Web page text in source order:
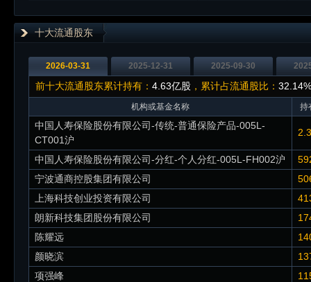
十大流通股东
2026-03-31 2025-12-31 2025-09-30
前十大流通股东累计持有： 4.63亿股 ，累计占流通股比： 32.14%
机构或基金名称 持
中国人寿保险股份有限公司-传统-普通保险产品-005L-
CT001沪
中国人寿保险股份有限公司-分红-个人分红-005L-FH002沪
宁波通商控股集团有限公司
上海科技创业投资有限公司
朗新科技集团股份有限公司
陈耀远
颜晓滨
项强峰